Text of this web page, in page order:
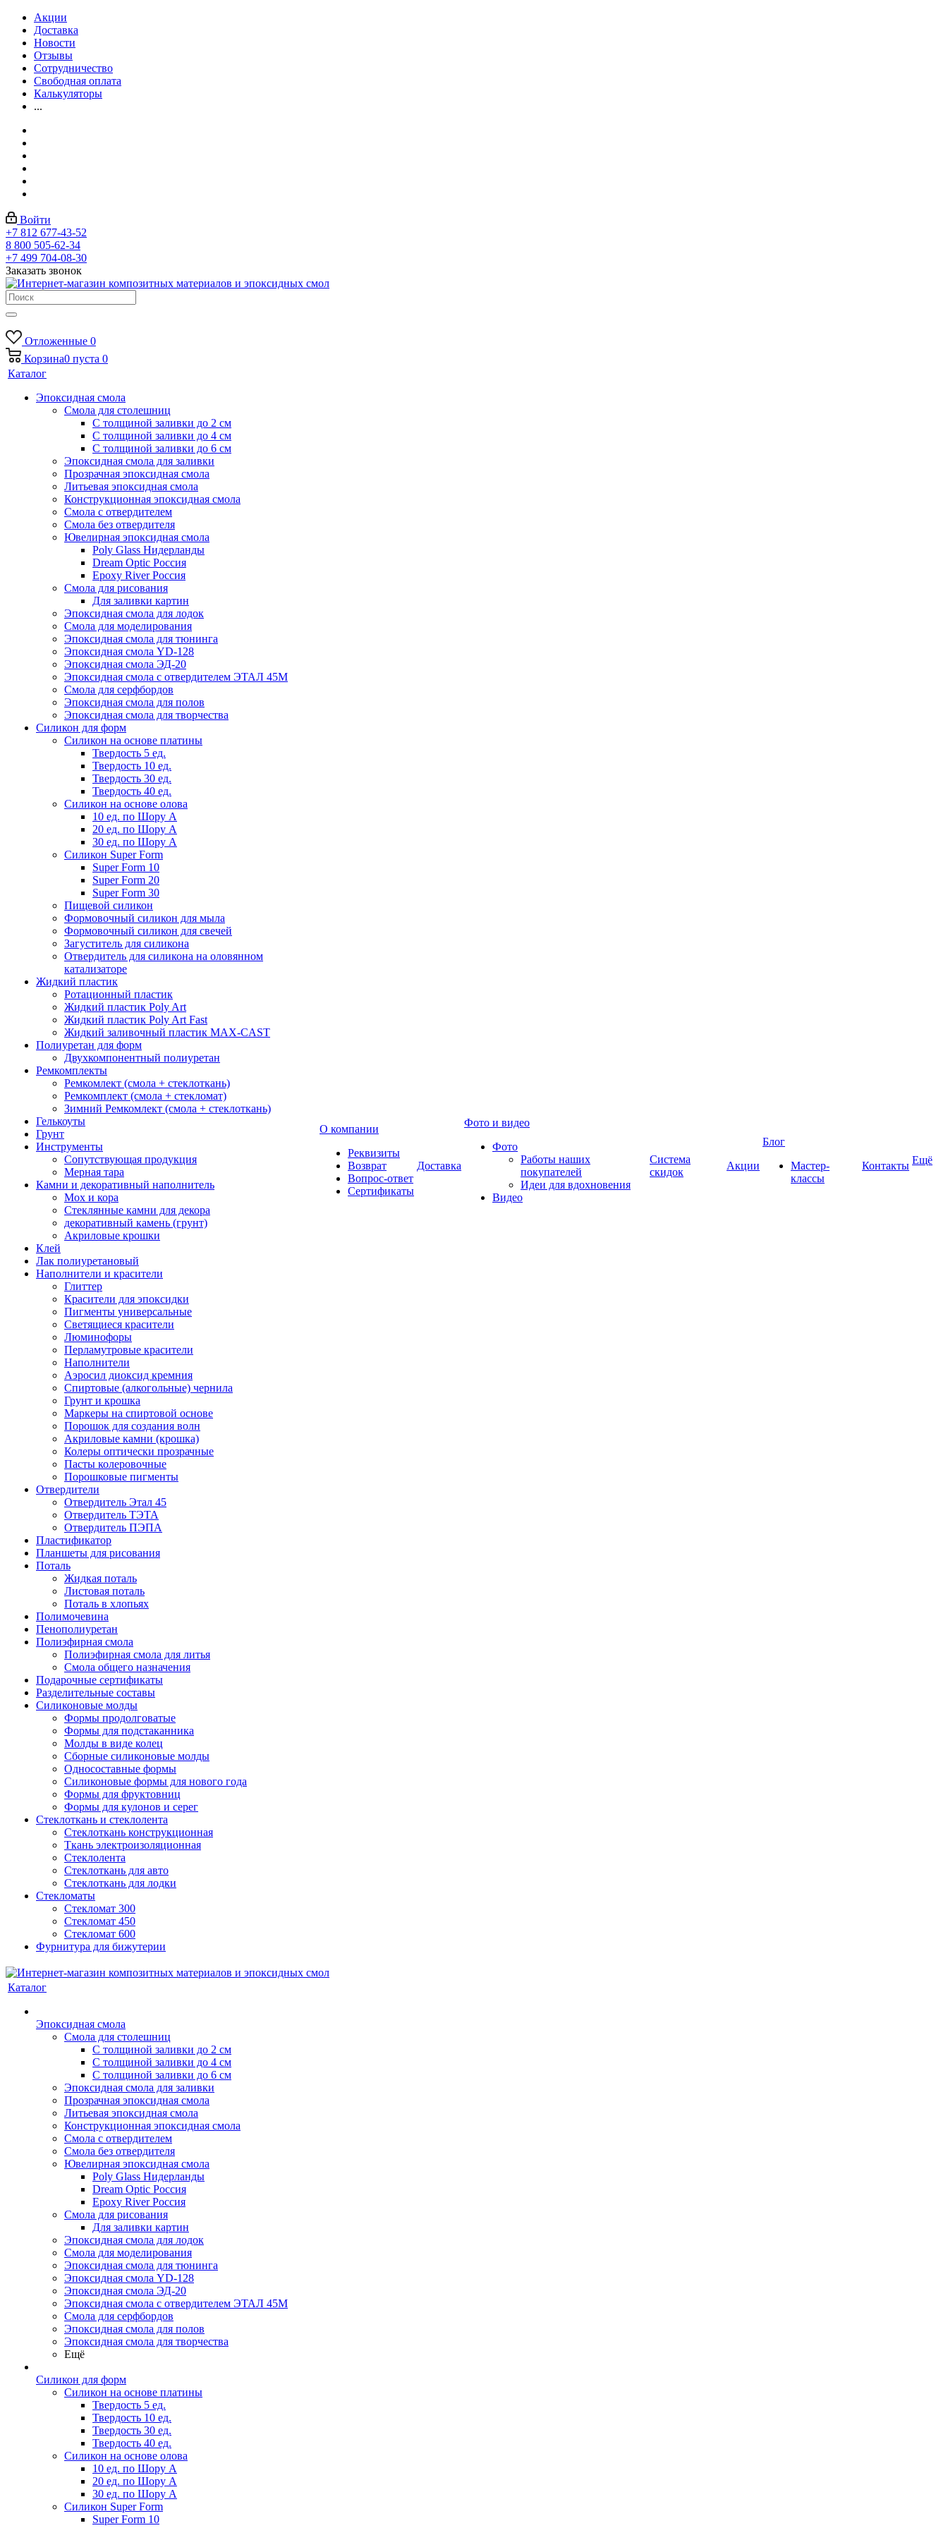
Акции
Доставка
Новости
Отзывы
Сотрудничество
Свободная оплата
Калькуляторы
...
Войти
+7 812 677-43-52
8 800 505-62-34
+7 499 704-08-30
Заказать звонок
Отложенные 0
Корзина0 пуста 0
Каталог
Эпоксидная смола
Смола для столешниц
С толщиной заливки до 2 см
С толщиной заливки до 4 см
С толщиной заливки до 6 см
Эпоксидная смола для заливки
Прозрачная эпоксидная смола
Литьевая эпоксидная смола
Конструкционная эпоксидная смола
Смола с отвердителем
Смола без отвердителя
Ювелирная эпоксидная смола
Poly Glass Нидерланды
Dream Optic Россия
Epoxy River Россия
Смола для рисования
Для заливки картин
Эпоксидная смола для лодок
Смола для моделирования
Эпоксидная смола для тюнинга
Эпоксидная смола YD-128
Эпоксидная смола ЭД-20
Эпоксидная смола с отвердителем ЭТАЛ 45М
Смола для серфбордов
Эпоксидная смола для полов
Эпоксидная смола для творчества
Силикон для форм
Силикон на основе платины
Твердость 5 ед.
Твердость 10 ед.
Твердость 30 ед.
Твердость 40 ед.
Силикон на основе олова
10 ед. по Шору А
20 ед. по Шору А
30 ед. по Шору А
Силикон Super Form
Super Form 10
Super Form 20
Super Form 30
Пищевой силикон
Формовочный силикон для мыла
Формовочный силикон для свечей
Загуститель для силикона
Отвердитель для силикона на оловянном
катализаторе
Жидкий пластик
Ротационный пластик
Жидкий пластик Poly Art
Жидкий пластик Poly Art Fast
Жидкий заливочный пластик MAX-CAST
Полиуретан для форм
Двухкомпонентный полиуретан
Ремкомплекты
Ремкомлект (смола + стеклоткань)
Ремкомплект (смола + стекломат)
Зимний Ремкомлект (смола + стеклоткань)
Гелькоуты
Грунт
Инструменты
Сопутствующая продукция
Мерная тара
Камни и декоративный наполнитель
Мох и кора
Стеклянные камни для декора
декоративный камень (грунт)
Акриловые крошки
Клей
Лак полиуретановый
Наполнители и красители
Глиттер
Красители для эпоксидки
Пигменты универсальные
Светящиеся красители
Люминофоры
Перламутровые красители
Наполнители
Аэросил диоксид кремния
Спиртовые (алкогольные) чернила
Грунт и крошка
Маркеры на спиртовой основе
Порошок для создания волн
Акриловые камни (крошка)
Колеры оптически прозрачные
Пасты колеровочные
Порошковые пигменты
Отвердители
Отвердитель Этал 45
Отвердитель ТЭТА
Отвердитель ПЭПА
Пластификатор
Планшеты для рисования
Поталь
Жидкая поталь
Листовая поталь
Поталь в хлопьях
Полимочевина
Пенополиуретан
Полиэфирная смола
Полиэфирная смола для литья
Смола общего назначения
Подарочные сертификаты
Разделительные составы
Силиконовые молды
Формы продолговатые
Формы для подстаканника
Молды в виде колец
Сборные силиконовые молды
Односоставные формы
Силиконовые формы для нового года
Формы для фруктовниц
Формы для кулонов и серег
Стеклоткань и стеклолента
Стеклоткань конструкционная
Ткань электроизоляционная
Стеклолента
Стеклоткань для авто
Стеклоткань для лодки
Стекломаты
Стекломат 300
Стекломат 450
Стекломат 600
Фурнитура для бижутерии
О компании
Реквизиты
Возврат
Вопрос-ответ
Сертификаты
Доставка
Фото и видео
Фото
Работы наших
покупателей
Идеи для вдохновения
Видео
Система
скидок
Акции
Блог
Мастер-
классы
Контакты Ещё
Каталог
Эпоксидная смола
Смола для столешниц
С толщиной заливки до 2 см
С толщиной заливки до 4 см
С толщиной заливки до 6 см
Эпоксидная смола для заливки
Прозрачная эпоксидная смола
Литьевая эпоксидная смола
Конструкционная эпоксидная смола
Смола с отвердителем
Смола без отвердителя
Ювелирная эпоксидная смола
Poly Glass Нидерланды
Dream Optic Россия
Epoxy River Россия
Смола для рисования
Для заливки картин
Эпоксидная смола для лодок
Смола для моделирования
Эпоксидная смола для тюнинга
Эпоксидная смола YD-128
Эпоксидная смола ЭД-20
Эпоксидная смола с отвердителем ЭТАЛ 45М
Смола для серфбордов
Эпоксидная смола для полов
Эпоксидная смола для творчества
Ещё
Силикон для форм
Силикон на основе платины
Твердость 5 ед.
Твердость 10 ед.
Твердость 30 ед.
Твердость 40 ед.
Силикон на основе олова
10 ед. по Шору А
20 ед. по Шору А
30 ед. по Шору А
Силикон Super Form
Super Form 10